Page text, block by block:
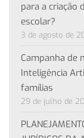
para a criação
escolar?
3 de agosto de
Campanha de
Inteligência
famílias
29 de julho de